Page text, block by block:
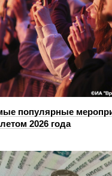
популярные
2026 года